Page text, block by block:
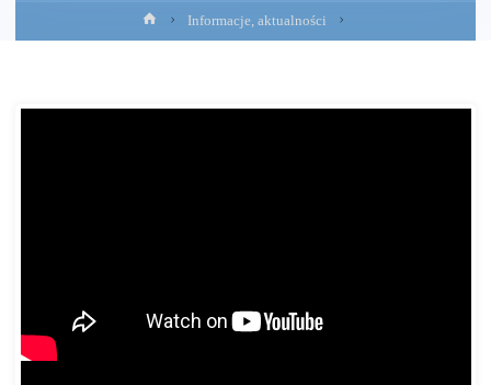
Strona
główna
Informacje, aktualności